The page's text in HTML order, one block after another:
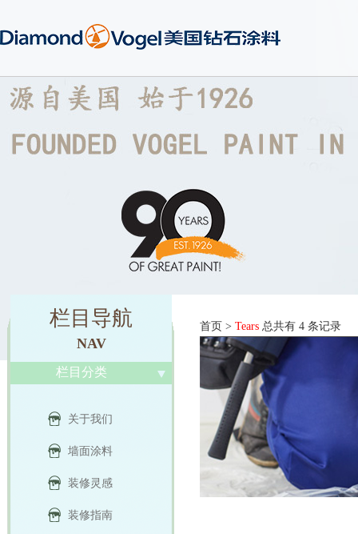
栏目导航
NAV
栏目分类
关于我们
墙面涂料
装修灵感
装修指南
首页 > Tears 总共有 4 条记录